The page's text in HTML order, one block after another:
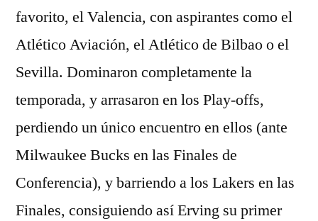
favorito, el Valencia, con aspirantes como el
Atlético Aviación, el Atlético de Bilbao o el
Sevilla. Dominaron completamente la
temporada, y arrasaron en los Play-offs,
perdiendo un único encuentro en ellos (ante
Milwaukee Bucks en las Finales de
Conferencia), y barriendo a los Lakers en las
Finales, consiguiendo así Erving su primer